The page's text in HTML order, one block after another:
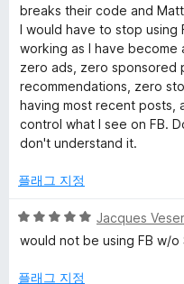
breaks their code and
I would have to stop using
working as I have
zero ads, zero sponsored
recommendations, zero
having most recent posts,
control what I see on FB.
don't understand it.
플래그 지정
5
점
점
Jacques
would not be using FB w/o
플래그 지정